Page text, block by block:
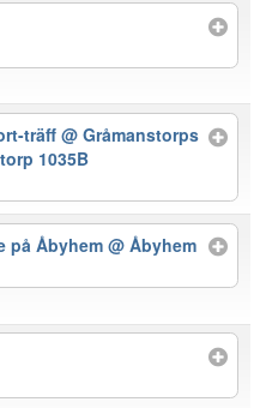
träff@ Gråmanstorps
1035B
på Åbyhem@ Åbyhem